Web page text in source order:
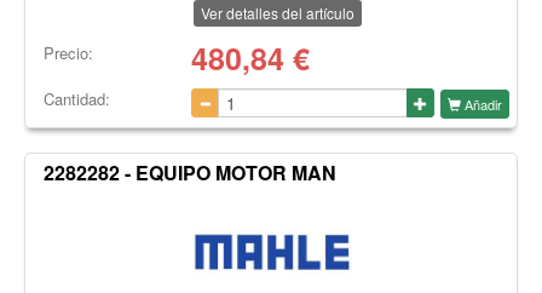
Ver detalles del artículo
Precio: 480,84 €
Cantidad: Añadir
2282282 - EQUIPO MOTOR MAN